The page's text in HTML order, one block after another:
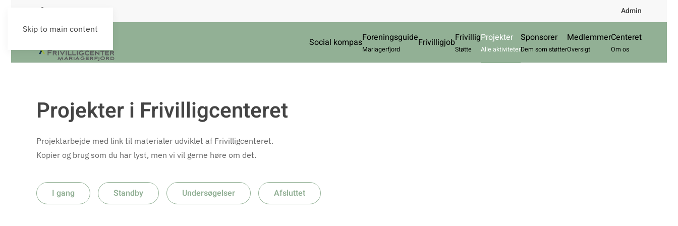
Skip to main content
Admin
Social kompasForeningsguide
Mariagerfjord
FrivilligjobFrivillig
Støtte
Projekter
Alle aktiviteter
Sponsorer
Dem som støtter
Medlemmer
Oversigt
Centeret
Om os
Projekter i Frivilligcenteret
Projektarbejde med link til materialer udviklet af Frivilligcenteret.
Kopier og brug som du har lyst, men vi vil gerne høre om det.
I gang Standby Undersøgelser Afsluttet